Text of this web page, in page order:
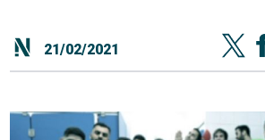
21/02/2021